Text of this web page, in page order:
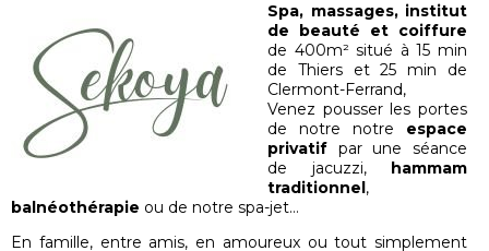
Spa, massages, institut
de beauté et coiffure
de 400m² situé à 15 min
de Thiers et 25 min de
Clermont-Ferrand,
Venez pousser les portes
de notre notre espace
privatif par une séance
de jacuzzi, hammam
traditionnel,
balnéothérapie ou de notre spa-jet…
En famille, entre amis, en amoureux ou tout simplement